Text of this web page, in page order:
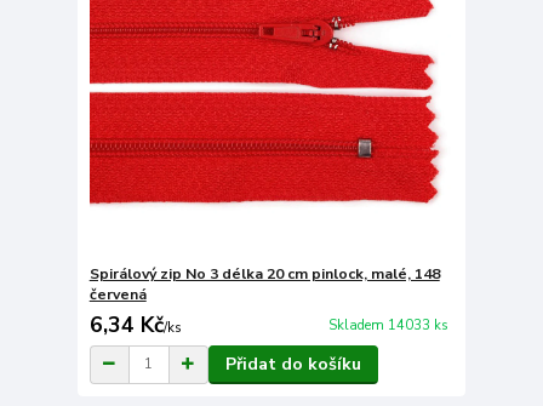
Spirálový zip No 3 délka 20 cm pinlock, malé, 148
červená
6,34 Kč/ks Skladem 14033 ks
Přidat do košíku